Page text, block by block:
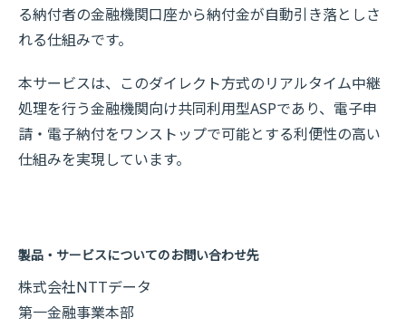
る納付者の金融機関口座から納付金が自動引き落としさ
れる仕組みです。
本サービスは、このダイレクト方式のリアルタイム中継
処理を行う金融機関向け共同利用型ASPであり、電子申
請・電子納付をワンストップで可能とする利便性の高い
仕組みを実現しています。
製品・サービスについてのお問い合わせ先
株式会社NTTデータ
第一金融事業本部